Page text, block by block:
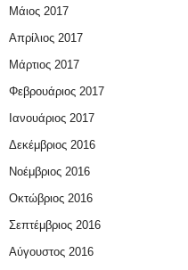
Μάιος 2017
Απρίλιος 2017
Μάρτιος 2017
Φεβρουάριος 2017
Ιανουάριος 2017
Δεκέμβριος 2016
Νοέμβριος 2016
Οκτώβριος 2016
Σεπτέμβριος 2016
Αύγουστος 2016